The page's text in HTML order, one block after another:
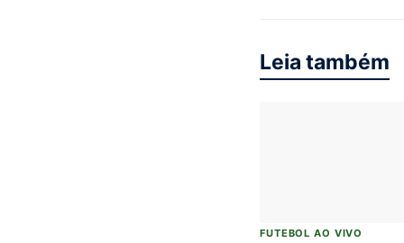
Leia também
FUTEBOL AO VIVO